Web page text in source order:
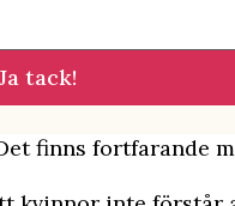
tack!
finns fortfarande